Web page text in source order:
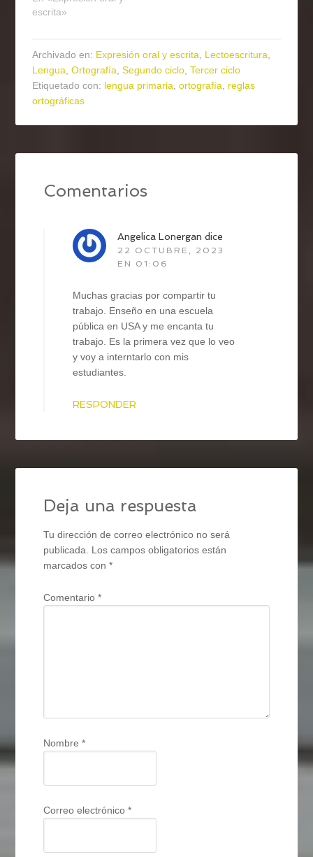
escrita»
Archivado en: Expresión oral y escrita Lectoescritura
Lengua ,Ortografía ,Segundo ciclo ,Tercer ciclo
Etiquetado con: lengua primaria ,ortografía
reglas
ortográficas
Comentarios
Angelica Lonergan dice
22 OCTUBRE, 2023
EN 01:06
Muchas gracias por compartir tu
trabajo. Enseño en una escuela
pública en USA y me encanta tu
trabajo. Es la primera vez que lo veo
y voy a interntarlo con mis
estudiantes.
RESPONDER
Deja una respuesta
Tu dirección de correo electrónico no será
publicada.
Los campos obligatorios están
marcados con*
Comentario*
Nombre*
Correo electrónico*